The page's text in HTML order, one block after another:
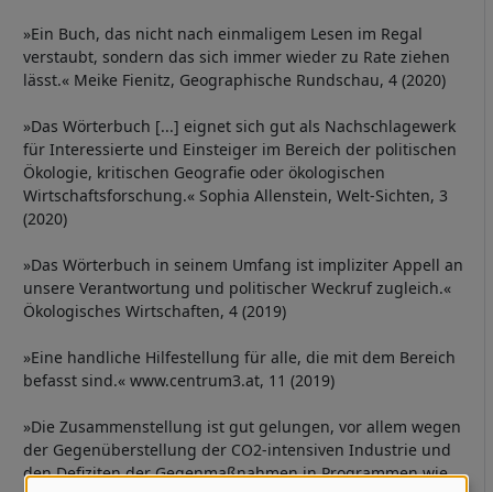
»Ein Buch, das nicht nach einmaligem Lesen im Regal
verstaubt, sondern das sich immer wieder zu Rate ziehen
lässt.« Meike Fienitz, Geographische Rundschau, 4 (2020)
»Das Wörterbuch [...] eignet sich gut als Nachschlagewerk
für Interessierte und Einsteiger im Bereich der politischen
Ökologie, kritischen Geografie oder ökologischen
Wirtschaftsforschung.« Sophia Allenstein, Welt-Sichten, 3
(2020)
»Das Wörterbuch in seinem Umfang ist impliziter Appell an
unsere Verantwortung und politischer Weckruf zugleich.«
Ökologisches Wirtschaften, 4 (2019)
»Eine handliche Hilfestellung für alle, die mit dem Bereich
befasst sind.« www.centrum3.at, 11 (2019)
»Die Zusammenstellung ist gut gelungen, vor allem wegen
der Gegenüberstellung der CO2-intensiven Industrie und
den Defiziten der Gegenmaßnahmen in Programmen wie